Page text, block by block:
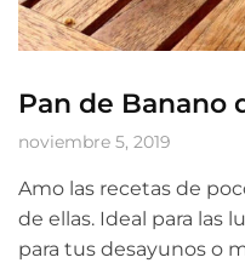
Pan de Banano
noviembre 5, 2019
Amo las recetas de
de ellas. Ideal para las
para tus desayunos o